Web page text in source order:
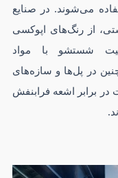
می‌شوند. در صنایع
از رنگ‌های اپوکسی
شستشو با مواد
در پل‌ها و سازه‌های
در برابر اشعه فرابنفش